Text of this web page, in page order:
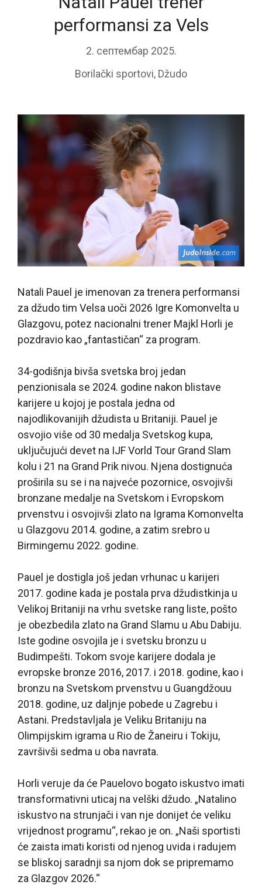
performansi za Vels
2. септембар 2025.
Borilački sportovi, Džudo
Natali Pauel je imenovan za trenera performansi
za džudo tim Velsa uoči 2026 Igre Komonvelta u
Glazgovu, potez nacionalni trener Majkl Horli je
pozdravio kao „fantastičan“ za program.
34-godišnja bivša svetska broj jedan
penzionisala se 2024. godine nakon blistave
karijere u kojoj je postala jedna od
najodlikovanijih džudista u Britaniji. Pauel je
osvojio više od 30 medalja Svetskog kupa,
uključujući devet na IJF Vorld Tour Grand Slam
kolu i 21 na Grand Prik nivou. Njena dostignuća
proširila su se i na najveće pozornice, osvojivši
bronzane medalje na Svetskom i Evropskom
prvenstvu i osvojivši zlato na Igrama Komonvelta
u Glazgovu 2014. godine, a zatim srebro u
Birmingemu 2022. godine.
Pauel je dostigla još jedan vrhunac u karijeri
2017. godine kada je postala prva džudistkinja u
Velikoj Britaniji na vrhu svetske rang liste, pošto
je obezbedila zlato na Grand Slamu u Abu Dabiju.
Iste godine osvojila je i svetsku bronzu u
Budimpešti. Tokom svoje karijere dodala je
evropske bronze 2016, 2017. i 2018. godine, kao i
bronzu na Svetskom prvenstvu u Guangdžouu
2018. godine, uz daljnje pobede u Zagrebu i
Astani. Predstavljala je Veliku Britaniju na
Olimpijskim igrama u Rio de Žaneiru i Tokiju,
završivši sedma u oba navrata.
Horli veruje da će Pauelovo bogato iskustvo imati
transformativni uticaj na velški džudo. „Natalino
iskustvo na strunjači i van nje donijet će veliku
vrijednost programu“, rekao je on. „Naši sportisti
će zaista imati koristi od njenog uvida i radujem
se bliskoj saradnji sa njom dok se pripremamo
za Glazgov 2026.“